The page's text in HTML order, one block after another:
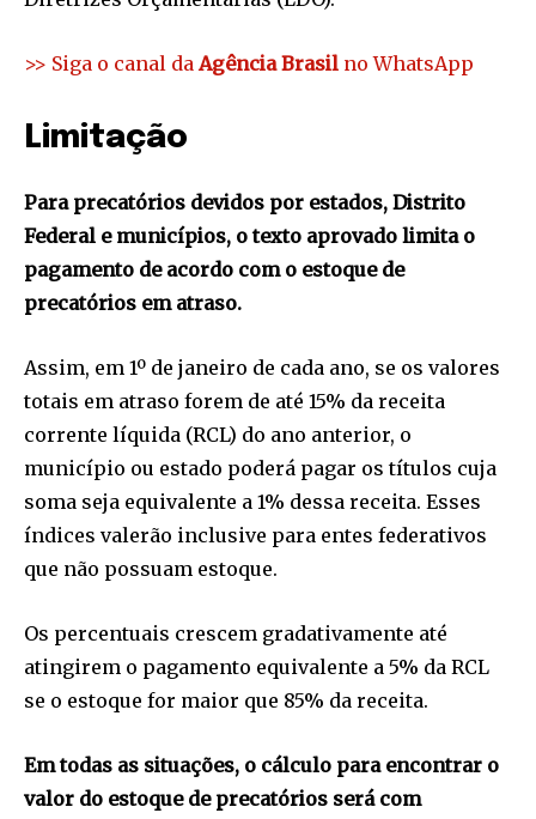
>> Siga o canal daAgência Brasil no WhatsApp
Limitação
Para precatórios devidos por estados, Distrito
Federal e municípios, o texto aprovado limita o
pagamento de acordo com o estoque de
precatórios em atraso.
Assim, em 1º de janeiro de cada ano, se os valores
totais em atraso forem de até 15% da receita
corrente líquida (RCL) do ano anterior, o
município ou estado poderá pagar os títulos cuja
soma seja equivalente a 1% dessa receita. Esses
índices valerão inclusive para entes federativos
que não possuam estoque.
Os percentuais crescem gradativamente até
atingirem o pagamento equivalente a 5% da RCL
se o estoque for maior que 85% da receita.
Em todas as situações, o cálculo para encontrar o
valor do estoque de precatórios será com